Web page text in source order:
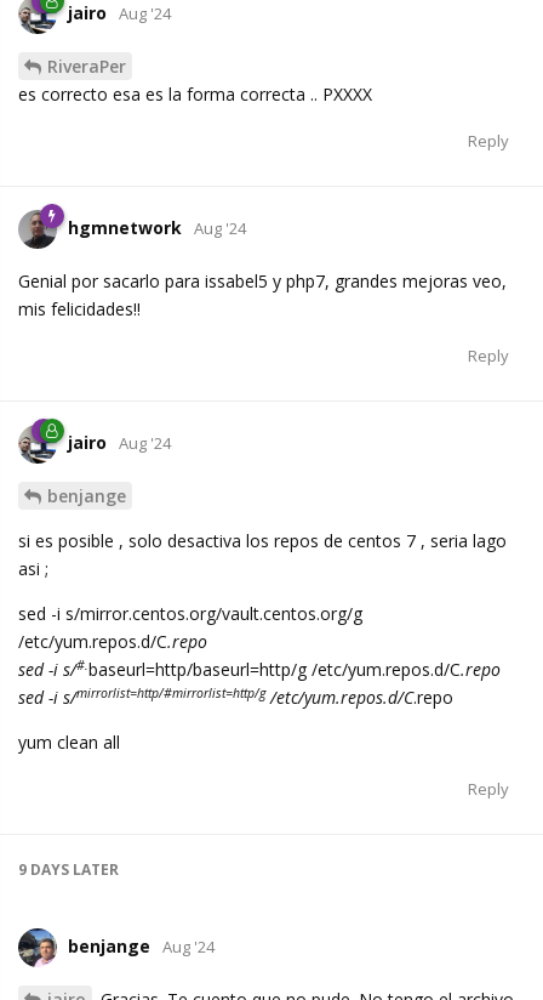
jairo Aug '24
RiveraPer
es correcto esa es la forma correcta .. PXXXX
Reply
hgmnetwork Aug '24
Genial por sacarlo para issabel5 y php7, grandes mejoras veo,
mis felicidades!!
Reply
jairo Aug '24
benjange
si es posible , solo desactiva los repos de centos 7 , seria lago
asi ;
sed -i s/mirror.centos.org/vault.centos.org/g
/etc/yum.repos.d/C.repo
sed -i s/#.baseurl=http/baseurl=http/g /etc/yum.repos.d/C.repo
sed -i s/mirrorlist=http/#mirrorlist=http/g/etc/yum.repos.d/C.repo
yum clean all
Reply
9 DAYS LATER
benjange Aug '24